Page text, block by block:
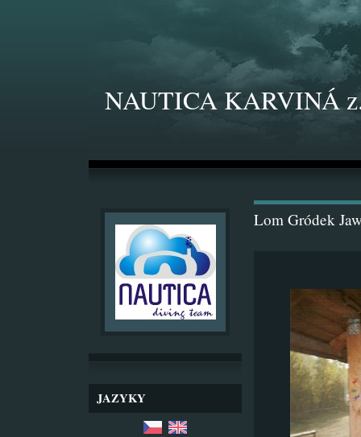
NAUTICA KARVINÁ
JAZYKY
Lom Gródek